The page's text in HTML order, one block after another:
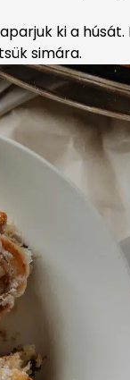
ki a
simára.